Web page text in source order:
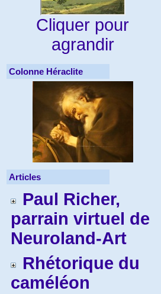
Cliquer pour
agrandir
Colonne Héraclite
Articles
Paul Richer,
parrain virtuel de
Neuroland-Art
Rhétorique du
caméléon